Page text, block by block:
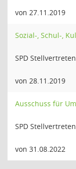
von 27.11.2019
Sozial-, Schul-,
SPD
von 28.11.2019
Ausschuss für
SPD
von 31.08.2022